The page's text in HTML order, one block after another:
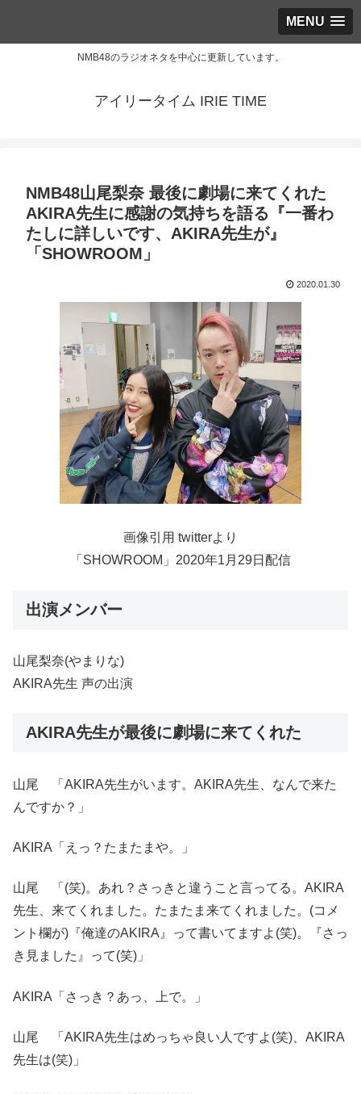
MENU
NMB48のラジオネタを中心に更新しています。
アイリータイム IRIE TIME
NMB48山尾梨奈 最後に劇場に来てくれた
AKIRA先生に感謝の気持ちを語る『一番わ
たしに詳しいです、AKIRA先生が』
「SHOWROOM」
2020.01.30
画像引用 twitterより
「SHOWROOM」2020年1月29日配信
出演メンバー
山尾梨奈(やまりな)
AKIRA先生 声の出演
AKIRA先生が最後に劇場に来てくれた
山尾 「AKIRA先生がいます。AKIRA先生、なんで来た
んですか？」
AKIRA「えっ？たまたまや。」
山尾 「(笑)。あれ？さっきと違うこと言ってる。AKIRA
先生、来てくれました。たまたま来てくれました。(コメ
ント欄が)『俺達のAKIRA』って書いてますよ(笑)。『さっ
き見ました』って(笑)」
AKIRA「さっき？あっ、上で。」
山尾 「AKIRA先生はめっちゃ良い人ですよ(笑)、AKIRA
先生は(笑)」